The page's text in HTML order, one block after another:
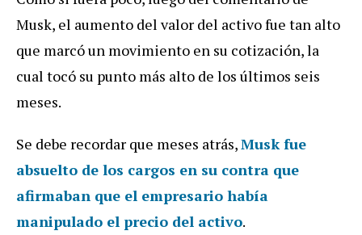
Musk, el aumento del valor del activo fue tan alto
que marcó un movimiento en su cotización, la
cual tocó su punto más alto de los últimos seis
meses.
Se debe recordar que meses atrás,Musk fue
absuelto de los cargos en su contra que
afirmaban que el empresario había
manipulado el precio del activo.